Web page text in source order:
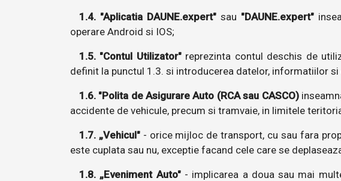
1.4. "Aplicatia DAUNE.expert"sau "DAUNE.expert"
operare Android si IOS;
1.5. "Contul Utilizator"reprezinta contul deschis de
definit la punctul 1.3. si introducerea datelor, informatiilor
1.6. "Polita de Asigurare Auto (RCA sau CASCO)
accidente de vehicule, precum si tramvaie, in limitele
1.7. „Vehicul"- orice mijloc de transport, cu sau fara
este cuplata sau nu, exceptie facand cele care se
1.8. „Eveniment Auto"- implicarea a doua sau mai